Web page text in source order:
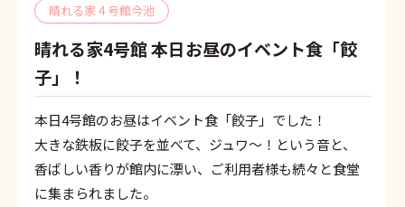
晴れる家４号館今池
晴れる家4号館 本日お昼のイベント食「餃
子」！
本日4号館のお昼はイベント食「餃子」でした！
大きな鉄板に餃子を並べて、ジュワ～！という音と、
香ばしい香りが館内に漂い、ご利用者様も続々と食堂
に集まられました。